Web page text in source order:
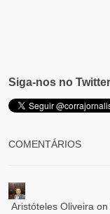
Siga-nos no Twitter
COMENTÁRIOS
Aristóteles Oliveira on